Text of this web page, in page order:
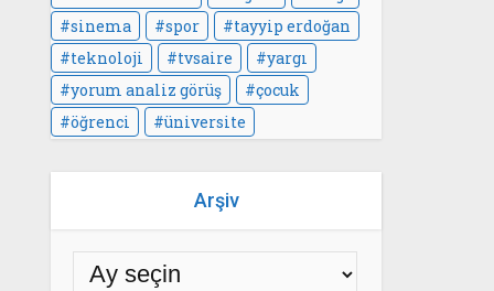
sinema
spor
tayyip erdoğan
teknoloji
tvsaire
yargı
yorum analiz görüş
çocuk
öğrenci
üniversite
Arşiv